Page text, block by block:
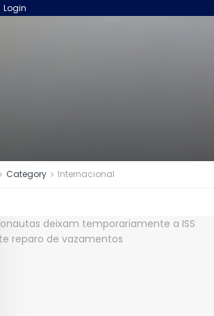
Login
Category Internacional